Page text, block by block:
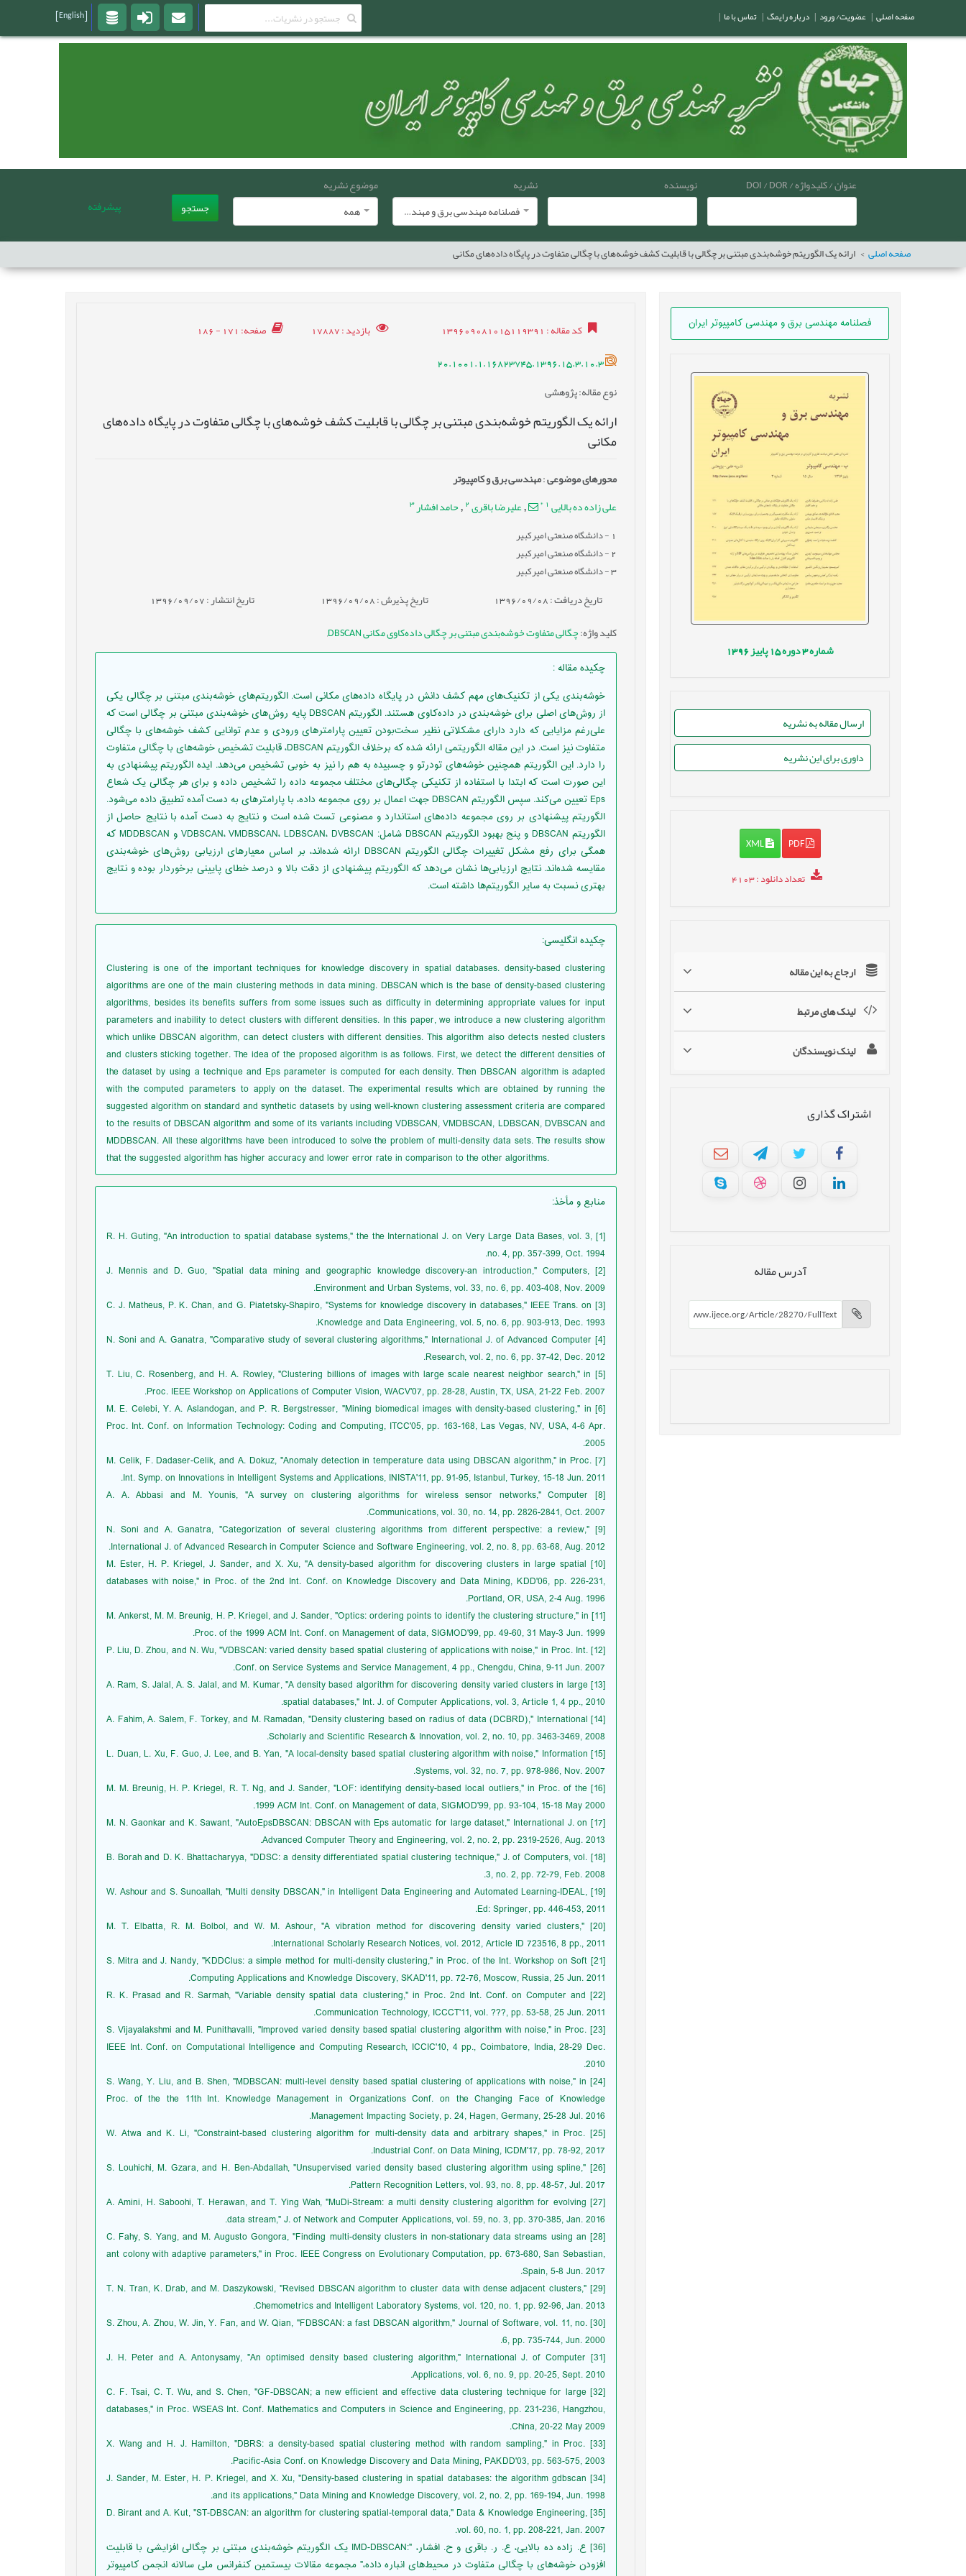
عنوان / کلیدواژه / DOI / DOR نویسنده
نشریه
فصلنامه مهندسی برق و مهندسی کامپيوتر ايران
موضوع نشریه
همه
جستجو پیشرفته
صفحه اصلی ارائه یک الگوریتم خوشه‌بندی مبتنی بر چگالی با قابلیت کشف خوشه‌های با چگالی متفاوت در پایگاه داده‌های مکانی
فصلنامه مهندسی برق و مهندسی کامپيوتر ايران
شماره3 دوره15 پاییز1396
ارسال مقاله به نشریه
داوری برای این نشریه
PDF
XML
تعداد دانلود: 4103
ارجاع به این مقاله
لینک های مرتبط
لینک نویسندگان
اشتراک گذاری
آدرس مقاله
کد مقاله: 139609081015119391 بازدید: 17887 صفحه: 171 - 186
20.1001.1.16823745.1396.15.3.10.3
نوع مقاله: پژوهشی
ارائه یک الگوریتم خوشه‌بندی مبتنی بر چگالی با قابلیت کشف خوشه‌های با چگالی متفاوت در پایگاه داده‌های
مکانی
محورهای موضوعی:مهندسی برق و کامپیوتر
علی زاده ده بالایی 1
*
,علیرضا باقری2
,حامد افشار3
1 - دانشگاه صنعتی امیرکبیر
2- دانشگاه صنعتی امیرکبیر
3- دانشگاه صنعتی امیرکبیر
تاریخ دریافت : 1396/09/08 تاریخ پذیرش : 1396/09/08 تاریخ انتشار : 1396/09/07
کلید واژه:چگالی متفاوت خوشه‌بندی مبتنی بر چگالی داده‌کاوی مکانی DBSCAN ,
چکیده مقاله:
خوشه‌بندی یکی از تکنیک‌های مهم کشف دانش در پایگاه داده‌های مکانی است. الگوریتم‌های خوشه‌بندی مبتنی بر چگالی یکی
از روش‌های اصلی برای خوشه‌بندی در داده‌کاوی هستند. الگوریتم DBSCAN پایه روش‌های خوشه‌بندی مبتنی بر چگالی است که
علی‌رغم مزایایی که دارد دارای مشکلاتی نظیر سخت‌بودن تعیین پارامترهای ورودی و عدم توانایی کشف خوشه‌های با چگالی
متفاوت نیز است. در این مقاله الگوریتمی ارائه شده که برخلاف الگوریتم DBSCAN، قابلیت تشخیص خوشه‌های با چگالی متفاوت
را دارد. این الگوریتم همچنین خوشه‌های تودرتو و چسبیده به هم را نیز به خوبی تشخیص می‌دهد. ایده الگوریتم پیشنهادی به
این صورت است که ابتدا با استفاده از تکنیکی چگالی‌های مختلف مجموعه داده را تشخیص داده و برای هر چگالی یک شعاع
Eps تعیین می‌کند. سپس الگوریتم DBSCAN جهت اعمال بر روی مجموعه داده، با پارامترهای به دست آمده تطبیق داده می‌شود.
الگوریتم پیشنهادی بر روی مجموعه داده‌های استاندارد و مصنوعی تست شده است و نتایج به دست آمده با نتایج حاصل از
الگوریتم DBSCAN و پنج بهبود الگوریتم DBSCAN شامل: VDBSCAN، VMDBSCAN، LDBSCAN، DVBSCAN و MDDBSCAN که
همگی برای رفع مشکل تغییرات چگالی الگوریتم DBSCAN ارائه شده‌اند، بر اساس معیارهای ارزیابی روش‌های خوشه‌بندی
مقایسه شده‌اند. نتایج ارزیابی‌ها نشان می‌دهد که الگوریتم پیشنهادی از دقت بالا و درصد خطای پایینی برخوردار بوده و نتایج
بهتری نسبت به سایر الگوریتم‌ها داشته است.
چکیده انگلیسی:
Clustering is one of the important techniques for knowledge discovery in spatial databases. density-based clustering
algorithms are one of the main clustering methods in data mining. DBSCAN which is the base of density-based clustering
algorithms, besides its benefits suffers from some issues such as difficulty in determining appropriate values for input
parameters and inability to detect clusters with different densities. In this paper, we introduce a new clustering algorithm
which unlike DBSCAN algorithm, can detect clusters with different densities. This algorithm also detects nested clusters
and clusters sticking together. The idea of the proposed algorithm is as follows. First, we detect the different densities of
the dataset by using a technique and Eps parameter is computed for each density. Then DBSCAN algorithm is adapted
with the computed parameters to apply on the dataset. The experimental results which are obtained by running the
suggested algorithm on standard and synthetic datasets by using well-known clustering assessment criteria are compared
to the results of DBSCAN algorithm and some of its variants including VDBSCAN, VMDBSCAN, LDBSCAN, DVBSCAN and
MDDBSCAN. All these algorithms have been introduced to solve the problem of multi-density data sets. The results show
that the suggested algorithm has higher accuracy and lower error rate in comparison to the other algorithms.
منابع و مأخذ:
[1] R. H. Guting, "An introduction to spatial database systems," the the International J. on Very Large Data Bases, vol. 3,
no. 4, pp. 357-399, Oct. 1994.
[2] J. Mennis and D. Guo, "Spatial data mining and geographic knowledge discovery-an introduction," Computers,
Environment and Urban Systems, vol. 33, no. 6, pp. 403-408, Nov. 2009.
[3] C. J. Matheus, P. K. Chan, and G. Piatetsky-Shapiro, "Systems for knowledge discovery in databases," IEEE Trans. on
Knowledge and Data Engineering, vol. 5, no. 6, pp. 903-913, Dec. 1993.
[4] N. Soni and A. Ganatra, "Comparative study of several clustering algorithms," International J. of Advanced Computer
Research, vol. 2, no. 6, pp. 37-42, Dec. 2012.
[5] T. Liu, C. Rosenberg, and H. A. Rowley, "Clustering billions of images with large scale nearest neighbor search," in
Proc. IEEE Workshop on Applications of Computer Vision, WACV'07, pp. 28-28, Austin, TX, USA, 21-22 Feb. 2007.
[6] M. E. Celebi, Y. A. Aslandogan, and P. R. Bergstresser, "Mining biomedical images with density-based clustering," in
Proc. Int. Conf. on Information Technology: Coding and Computing, ITCC'05, pp. 163-168, Las Vegas, NV, USA, 4-6 Apr.
2005.
[7] M. Celik, F. Dadaser-Celik, and A. Dokuz, "Anomaly detection in temperature data using DBSCAN algorithm," in Proc.
Int. Symp. on Innovations in Intelligent Systems and Applications, INISTA'11, pp. 91-95, Istanbul, Turkey, 15-18 Jun. 2011.
[8] A. A. Abbasi and M. Younis, "A survey on clustering algorithms for wireless sensor networks," Computer
Communications, vol. 30, no. 14, pp. 2826-2841, Oct. 2007.
[9] N. Soni and A. Ganatra, "Categorization of several clustering algorithms from different perspective: a review,"
International J. of Advanced Research in Computer Science and Software Engineering, vol. 2, no. 8, pp. 63-68, Aug. 2012.
[10] M. Ester, H. P. Kriegel, J. Sander, and X. Xu, "A density-based algorithm for discovering clusters in large spatial
databases with noise," in Proc. of the 2nd Int. Conf. on Knowledge Discovery and Data Mining, KDD'06, pp. 226-231,
Portland, OR, USA, 2-4 Aug. 1996.
[11] M. Ankerst, M. M. Breunig, H. P. Kriegel, and J. Sander, "Optics: ordering points to identify the clustering structure," in
Proc. of the 1999 ACM Int. Conf. on Management of data, SIGMOD'99, pp. 49-60, 31 May-3 Jun. 1999.
[12] P. Liu, D. Zhou, and N. Wu, "VDBSCAN: varied density based spatial clustering of applications with noise," in Proc. Int.
Conf. on Service Systems and Service Management, 4 pp., Chengdu, China, 9-11 Jun. 2007.
[13] A. Ram, S. Jalal, A. S. Jalal, and M. Kumar, "A density based algorithm for discovering density varied clusters in large
spatial databases," Int. J. of Computer Applications, vol. 3, Article 1, 4 pp., 2010.
[14] A. Fahim, A. Salem, F. Torkey, and M. Ramadan, "Density clustering based on radius of data (DCBRD)," International
Scholarly and Scientific Research & Innovation, vol. 2, no. 10, pp. 3463-3469, 2008.
[15] L. Duan, L. Xu, F. Guo, J. Lee, and B. Yan, "A local-density based spatial clustering algorithm with noise," Information
Systems, vol. 32, no. 7, pp. 978-986, Nov. 2007.
[16] M. M. Breunig, H. P. Kriegel, R. T. Ng, and J. Sander, "LOF: identifying density-based local outliers," in Proc. of the
1999 ACM Int. Conf. on Management of data, SIGMOD'99, pp. 93-104, 15-18 May 2000.
[17] M. N. Gaonkar and K. Sawant, "AutoEpsDBSCAN: DBSCAN with Eps automatic for large dataset," International J. on
Advanced Computer Theory and Engineering, vol. 2, no. 2, pp. 2319-2526, Aug. 2013.
[18] B. Borah and D. K. Bhattacharyya, "DDSC: a density differentiated spatial clustering technique," J. of Computers, vol.
3, no. 2, pp. 72-79, Feb. 2008.
[19] W. Ashour and S. Sunoallah, "Multi density DBSCAN," in Intelligent Data Engineering and Automated Learning-IDEAL,
Ed: Springer, pp. 446-453, 2011.
[20] M. T. Elbatta, R. M. Bolbol, and W. M. Ashour, "A vibration method for discovering density varied clusters,"
International Scholarly Research Notices, vol. 2012, Article ID 723516, 8 pp., 2011.
[21] S. Mitra and J. Nandy, "KDDClus: a simple method for multi-density clustering," in Proc. of the Int. Workshop on Soft
Computing Applications and Knowledge Discovery, SKAD'11, pp. 72-76, Moscow, Russia, 25 Jun. 2011.
[22] R. K. Prasad and R. Sarmah, "Variable density spatial data clustering," in Proc. 2nd Int. Conf. on Computer and
Communication Technology, ICCCT'11, vol. ???, pp. 53-58, 25 Jun. 2011.
[23] S. Vijayalakshmi and M. Punithavalli, "Improved varied density based spatial clustering algorithm with noise," in Proc.
IEEE Int. Conf. on Computational Intelligence and Computing Research, ICCIC'10, 4 pp., Coimbatore, India, 28-29 Dec.
2010.
[24] S. Wang, Y. Liu, and B. Shen, "MDBSCAN: multi-level density based spatial clustering of applications with noise," in
Proc. of the the 11th Int. Knowledge Management in Organizations Conf. on the Changing Face of Knowledge
Management Impacting Society, p. 24, Hagen, Germany, 25-28 Jul. 2016.
[25] W. Atwa and K. Li, "Constraint-based clustering algorithm for multi-density data and arbitrary shapes," in Proc.
Industrial Conf. on Data Mining, ICDM'17, pp. 78-92, 2017.
[26] S. Louhichi, M. Gzara, and H. Ben-Abdallah, "Unsupervised varied density based clustering algorithm using spline,"
Pattern Recognition Letters, vol. 93, no. 8, pp. 48-57, Jul. 2017.
[27] A. Amini, H. Saboohi, T. Herawan, and T. Ying Wah, "MuDi-Stream: a multi density clustering algorithm for evolving
data stream," J. of Network and Computer Applications, vol. 59, no. 3, pp. 370-385, Jan. 2016.
[28] C. Fahy, S. Yang, and M. Augusto Gongora, "Finding multi-density clusters in non-stationary data streams using an
ant colony with adaptive parameters," in Proc. IEEE Congress on Evolutionary Computation, pp. 673-680, San Sebastian,
Spain, 5-8 Jun. 2017.
[29] T. N. Tran, K. Drab, and M. Daszykowski, "Revised DBSCAN algorithm to cluster data with dense adjacent clusters,"
Chemometrics and Intelligent Laboratory Systems, vol. 120, no. 1, pp. 92-96, Jan. 2013.
[30] S. Zhou, A. Zhou, W. Jin, Y. Fan, and W. Qian, "FDBSCAN: a fast DBSCAN algorithm," Journal of Software, vol. 11, no.
6, pp. 735-744, Jun. 2000.
[31] J. H. Peter and A. Antonysamy, "An optimised density based clustering algorithm," International J. of Computer
Applications, vol. 6, no. 9, pp. 20-25, Sept. 2010.
[32] C. F. Tsai, C. T. Wu, and S. Chen, "GF-DBSCAN; a new efficient and effective data clustering technique for large
databases," in Proc. WSEAS Int. Conf. Mathematics and Computers in Science and Engineering, pp. 231-236, Hangzhou,
China, 20-22 May 2009.
[33] X. Wang and H. J. Hamilton, "DBRS: a density-based spatial clustering method with random sampling," in Proc.
Pacific-Asia Conf. on Knowledge Discovery and Data Mining, PAKDD'03, pp. 563-575, 2003.
[34] J. Sander, M. Ester, H. P. Kriegel, and X. Xu, "Density-based clustering in spatial databases: the algorithm gdbscan
and its applications," Data Mining and Knowledge Discovery, vol. 2, no. 2, pp. 169-194, Jun. 1998.
[35] D. Birant and A. Kut, "ST-DBSCAN: an algorithm for clustering spatial-temporal data," Data & Knowledge Engineering,
vol. 60, no. 1, pp. 208-221, Jan. 2007.
[36] ع. زاده ده بالایی، ع. ر. باقری و ح. افشار، ":IMD-DBSCAN یک الگوریتم خوشه‌بندی مبتنی بر چگالی افزایشی با قابلیت
افزودن خوشه‌های با چگالی متفاوت در محیط‌های انباره داده،" مجموعه مقالات بيستمين کنفرانس ملی سالانه انجمن کامپیوتر
صفحه اصلی | عضویت/ ورود | درباره رایمگ | تماس با ما |
[English]